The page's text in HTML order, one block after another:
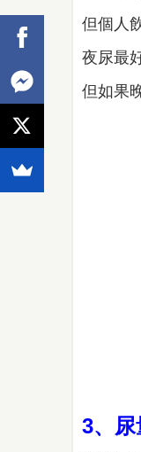
但個人
夜尿最
但如果
3、尿